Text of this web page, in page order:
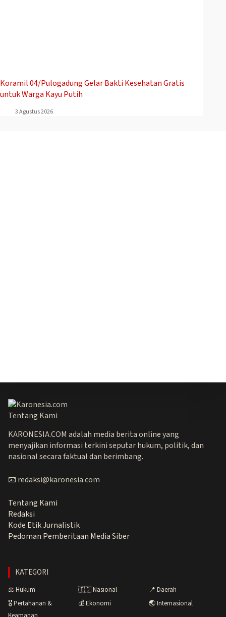
Koramil 04/Pulogadung Gelar Bakti Kesehatan Gratis
untuk Warga Kayu Putih
3 Agustus 2026
Tentang Kami
KARONESIA.COM adalah media berita online yang
menyajikan informasi terkini seputar hukum, politik, dan
nasional secara faktual dan berimbang.
📧 redaksi@karonesia.com
Tentang Kami
Redaksi
Kode Etik Jurnalistik
Pedoman Pemberitaan Media Siber
KATEGORI
⚖️ Hukum 🇮🇩 Nasional
📍 Daerah
🎖️ Pertahanan &
💰 Ekonomi 🌏 Internasional